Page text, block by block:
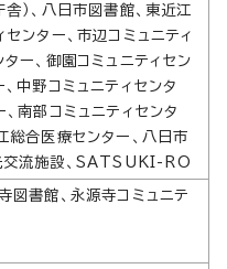
）、八日市図書館、東近江
ンター、市辺コミュニティ
ー、御園コミュニティセン
中野コミュニティセンタ
南部コミュニティセンタ
総合医療センター、八日市
交流施設、SATSUKI-RO
図書館、永源寺コミュニテ